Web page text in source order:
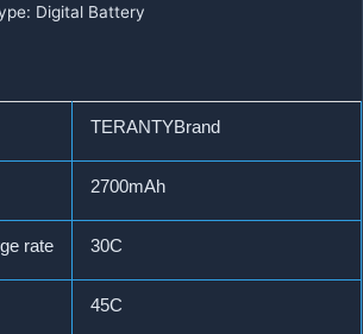
: Digital Battery
TERANTYBrand
2700mAh
rate 30C
45C